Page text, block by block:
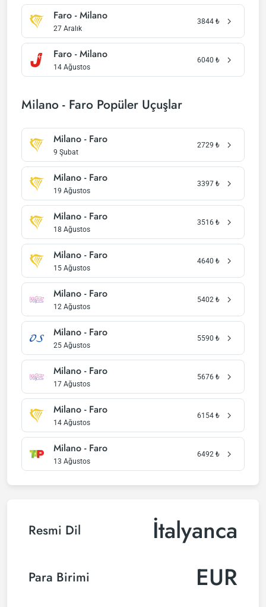
Faro - Milano
27 Aralık
3844 ₺
Faro - Milano
14 Ağustos
6040 ₺
Milano - Faro Popüler Uçuşlar
Milano - Faro
9 Şubat
2729 ₺
Milano - Faro
19 Ağustos
3397 ₺
Milano - Faro
18 Ağustos
3516 ₺
Milano - Faro
15 Ağustos
4640 ₺
Milano - Faro
12 Ağustos
5402 ₺
Milano - Faro
25 Ağustos
5590 ₺
Milano - Faro
17 Ağustos
5676 ₺
Milano - Faro
14 Ağustos
6154 ₺
Milano - Faro
13 Ağustos
6492 ₺
Resmi Dil İtalyanca
Para Birimi EUR